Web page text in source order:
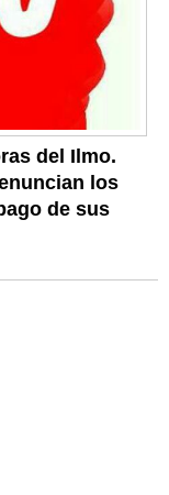
del Ilmo.
los
de sus